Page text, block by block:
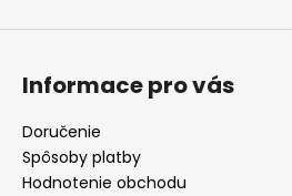
Informace pro vás
Doručenie
Spôsoby platby
Hodnotenie obchodu